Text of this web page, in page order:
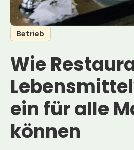
Betrieb
Wie
ein für alle
können